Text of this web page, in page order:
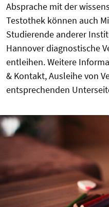
Absprache mit der
Testothek können auch
Studierende anderer
Hannover diagnostische
entleihen. Weitere
& Kontakt, Ausleihe von
entsprechenden